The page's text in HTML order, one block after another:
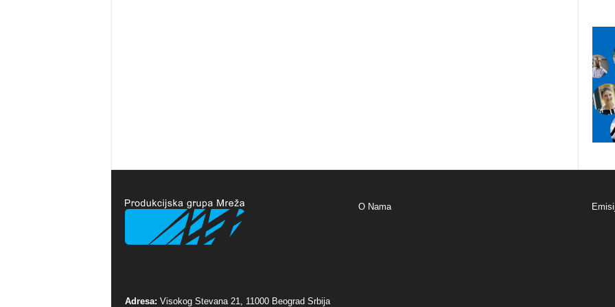
Adresa: Visokog Stevana 21, 11000 Beograd Srbija
O Nama